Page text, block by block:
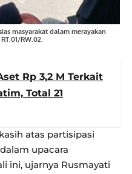
masyarakat dalam merayakan
RW.02.
Rp 3,2 M Terkait
Total 21
atas partisipasi
upacara
ini, ujarnya Rusmayati